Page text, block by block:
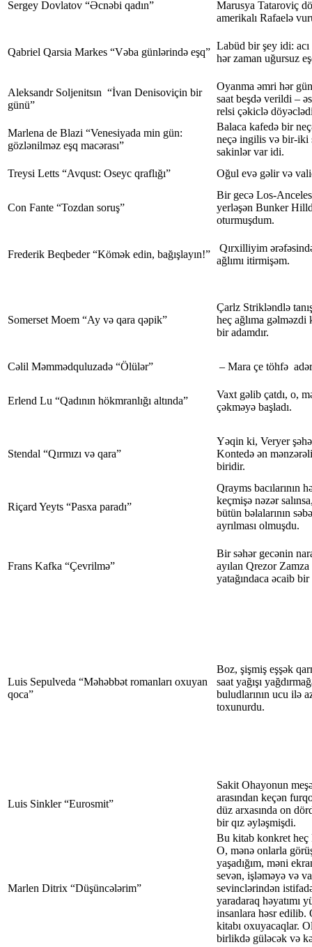
Sergey Dovlatov “Əcnəbi qadın”
Marusya Tataroviç
amerikalı Rafaelə
Qabriel Qarsia Markes “Vəba günlərində eşq”
Labüd bir şey idi:
hər zaman uğursuz
Aleksandr Soljenitsın “İvan Denisoviçin bir
günü”
Oyanma əmri hər
saat beşdə verildi –
relsi çəkiclə
Marlena de Blazi “Venesiyada min gün:
gözlənilməz eşq macərası”
Balaca kafedə bir
neçə ingilis və bir-iki
sakinlər var idi.
Treysi Letts “Avqust: Oseyc qraflığı”
Oğul evə gəlir və
Con Fante “Tozdan soruş”
Bir gecə Los-
yerləşən Bunker
oturmuşdum.
Frederik Beqbeder “Kömək edin, bağışlayın!”
Qırxilliyim
ağlımı itirmişəm.
Somerset Moem “Ay və qara qəpik”
Çarlz Strikləndlə
heç ağlıma
bir adamdır.
Cəlil Məmmədquluzadə “Ölülər” – Mara çe töhfə
Erlend Lu “Qadının hökmranlığı altında”
Vaxt gəlib çatdı, o,
çəkməyə başladı.
Stendal “Qırmızı və qara”
Yəqin ki, Veryer
Kontedə ən
biridir.
Riçard Yeyts “Pasxa paradı”
Qrayms bacılarının
keçmişə nəzər
bütün bəlalarının
ayrılması olmuşdu.
Frans Kafka “Çevrilmə”
Bir səhər gecənin
ayılan Qrezor
yatağındaca əcaib
Luis Sepulveda “Məhəbbət romanları oxuyan
qoca”
Boz, şişmiş eşşək
saat yağışı
buludlarının ucu ilə
toxunurdu.
Luis Sinkler “Eurosmit”
Sakit Ohayonun
arasından keçən
düz arxasında on
bir qız əyləşmişdi.
Marlen Ditrix “Düşüncələrim”
Bu kitab konkret heç
O, mənə onlarla
yaşadığım, məni
sevən, işləməyə və
sevinclərindən
yaradaraq həyatımı
insanlara həsr edilib.
kitabı oxuyacaqlar.
birlikdə güləcək və